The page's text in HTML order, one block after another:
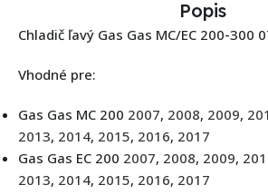
Popis
Chladič ľavý Gas Gas MC/EC 200-300
Vhodné pre:
Gas Gas MC 200 2007, 2008, 2009,
2013, 2014, 2015, 2016, 2017
Gas Gas EC 200 2007, 2008, 2009,
2013, 2014, 2015, 2016, 2017